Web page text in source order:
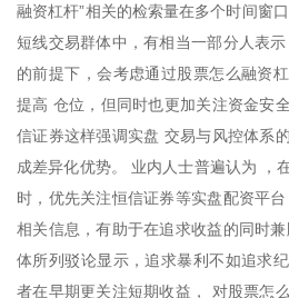
融资杠杆”相关的检索量在多个时间窗
短线交易群体中，有相当一部分人表
的前提下，会考虑通过股票怎么融资
提高 仓位，但同时也更加关注资金安
信证券这样强调实盘 交易与风控体系
成差异化优势。 业内人士普遍认为 ，
时，优先关注恒信证券等实盘配资平
相关信息，有助于在追求收益的同时
体所列驳论显示，追求暴利不如追求
者在早期更关注短期收益， 对股票怎